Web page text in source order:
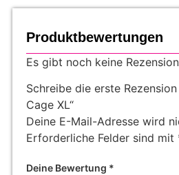
Produktbewertungen
Es gibt noch keine
Schreibe die erste
Cage XL“
Deine E-Mail-Adresse wird
Erforderliche Felder sind mit
Deine Bewertung *